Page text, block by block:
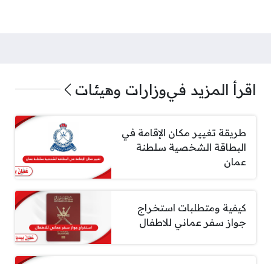
اقرأ المزيد فيوزارات وهيئات
طريقة تغيير مكان الإقامة في
البطاقة الشخصية سلطنة
عمان
كيفية ومتطلبات استخراج
جواز سفر عماني للاطفال